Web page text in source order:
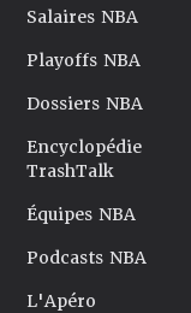
Salaires NBA
Playoffs NBA
Dossiers NBA
Encyclopédie
TrashTalk
Équipes NBA
Podcasts NBA
L'Apéro